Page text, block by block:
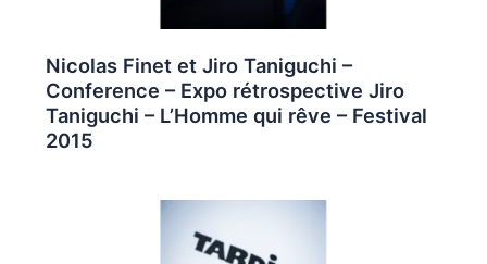
Nicolas Finet et Jiro Taniguchi –
Conference – Expo rétrospective Jiro
Taniguchi – L’Homme qui rêve – Festival
2015